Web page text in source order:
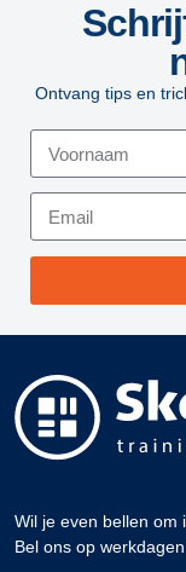
Ontvang tips en
Wil je even bellen om
Bel ons op